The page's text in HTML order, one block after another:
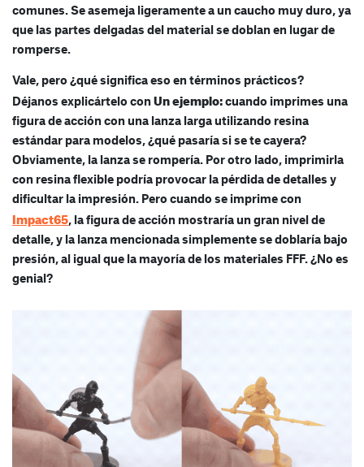
comunes. Se asemeja ligeramente a un caucho muy duro, ya
que las partes delgadas del material se doblan en lugar de
romperse.
Vale, pero ¿qué significa eso en términos prácticos?
Déjanos explicártelo conUn ejemplo:cuando imprimes una
figura de acción con una lanza larga utilizando resina
estándar para modelos, ¿qué pasaría si se te cayera?
Obviamente, la lanza se rompería. Por otro lado, imprimirla
con resina flexible podría provocar la pérdida de detalles y
dificultar la impresión. Pero cuando se imprime con
Impact65, la figura de acción mostraría un gran nivel de
detalle, y la lanza mencionada simplemente se doblaría bajo
presión, al igual que la mayoría de los materiales FFF. ¿No es
genial?